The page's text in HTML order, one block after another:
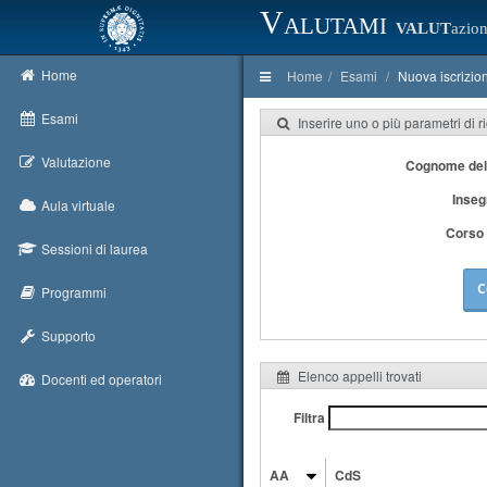
Valutami VALUT
Home
Esami
Valutazione
Aula virtuale
Sessioni di laurea
Programmi
Supporto
Docenti ed operatori
Home Esami Nuova
Inserire uno o più parametri di
Cognome
Corso
Elenco appelli trovati
Filtra
AA CdS